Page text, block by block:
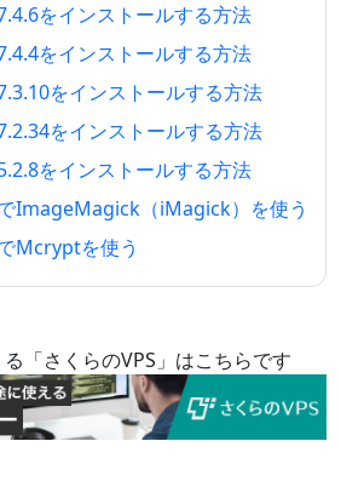
をインストールする方法
をインストールする方法
をインストールする方法
をインストールする方法
をインストールする方法
ImageMagick（iMagick）を使う
Mcryptを使う
「さくらのVPS」はこちらです